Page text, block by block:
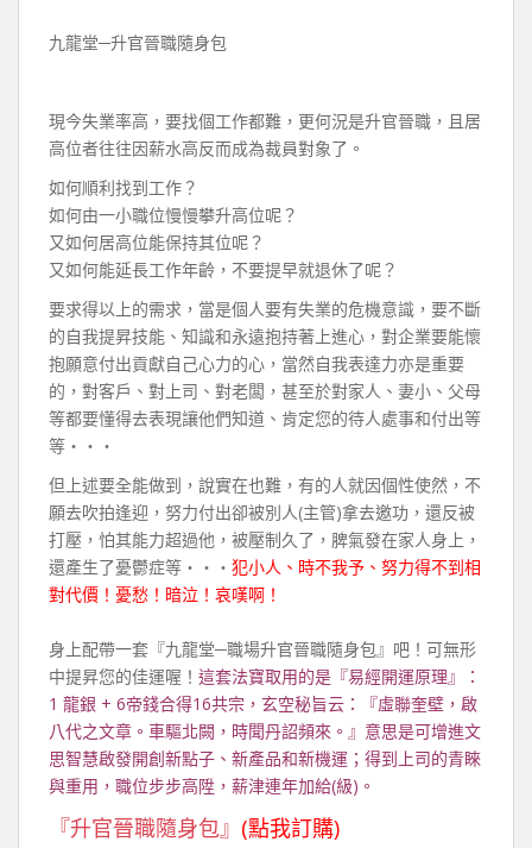
九龍堂─升官晉職隨身包
現今失業率高，要找個工作都難，更何況是升官晉職，且居
高位者往往因薪水高反而成為裁員對象了。
如何順利找到工作？
如何由一小職位慢慢攀升高位呢？
又如何居高位能保持其位呢？
又如何能延長工作年齡，不要提早就退休了呢？
要求得以上的需求，當是個人要有失業的危機意識，要不斷
的自我提昇技能、知識和永遠抱持著上進心，對企業要能懷
抱願意付出貢獻自己心力的心，當然自我表達力亦是重要
的，對客戶、對上司、對老闆，甚至於對家人、妻小、父母
等都要懂得去表現讓他們知道、肯定您的待人處事和付出等
等‧‧‧
但上述要全能做到，說實在也難，有的人就因個性使然，不
願去吹拍逢迎，努力付出卻被別人(主管)拿去邀功，還反被
打壓，怕其能力超過他，被壓制久了，脾氣發在家人身上，
還產生了憂鬱症等‧‧‧ 犯小人、時不我予、努力得不到相
對代價！憂愁！暗泣！哀嘆啊！
身上配帶一套『九龍堂─職場升官晉職隨身包』吧！可無形
中提昇您的佳運喔！ 這套法寶取用的是『易經開運原理』：
1 龍銀 + 6帝錢合得16共宗，玄空秘旨云：『虛聯奎壁，啟
八代之文章。車驅北闕，時聞丹詔頻來。』意思是可增進文
思智慧啟發開創新點子、新產品和新機運；得到上司的青睞
與重用，職位步步高陞，薪津連年加給(級)。
『升官晉職隨身包』 (點我訂購)